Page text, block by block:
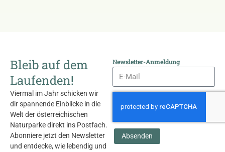
Bleib auf dem
Laufenden!
Viermal im Jahr schicken wir
dir spannende Einblicke in die
Welt der österreichischen
Naturparke direkt ins Postfach.
Abonniere jetzt den Newsletter
und entdecke, wie lebendig und
Newsletter-Anmeldung
Absenden